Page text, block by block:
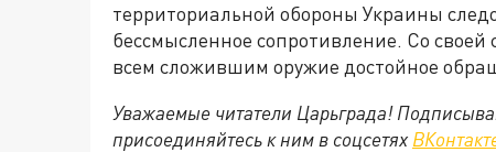
территориальной обороны Украины
бессмысленное сопротивление. Со
всем сложившим оружие достойное
Уважаемые читатели Царьграда!
присоединяйтесь к ним в соцсетях